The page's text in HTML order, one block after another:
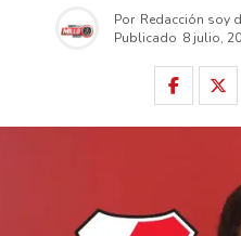
Por Redacción soy
Publicado 8 julio,